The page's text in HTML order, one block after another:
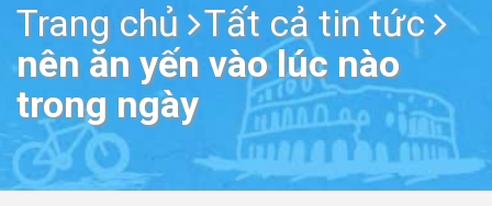
Trang chủ Tất cả tin tức
nên ăn yến vào lúc nào
trong ngày